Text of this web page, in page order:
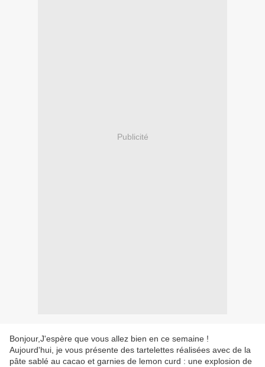
Publicité
Bonjour,J'espère que vous allez bien en ce semaine !
Aujourd'hui, je vous présente des tartelettes réalisées avec de la
pâte sablé au cacao et garnies de lemon curd : une explosion de